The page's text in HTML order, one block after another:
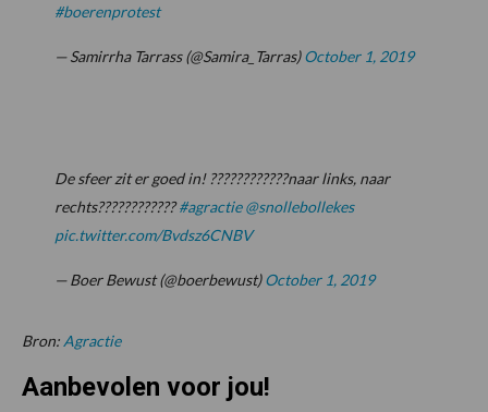
#boerenprotest
— Samirrha Tarrass (@Samira_Tarras)October 1, 2019
De sfeer zit er goed in! ????????????naar links, naar
rechts????????????#agractie @snollebollekes
pic.twitter.com/Bvdsz6CNBV
— Boer Bewust (@boerbewust)October 1, 2019
Bron: Agractie
Aanbevolen voor jou!